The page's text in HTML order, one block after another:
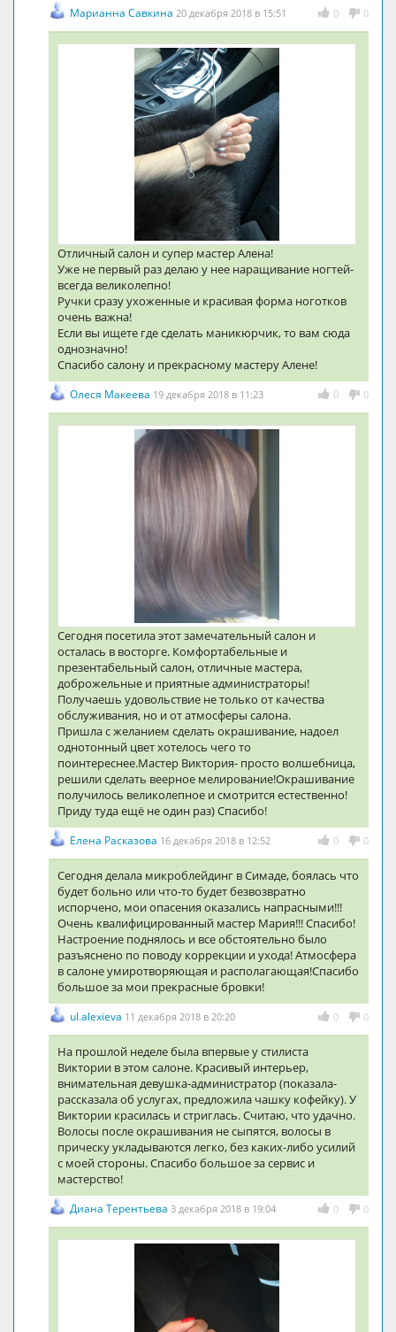
0 0
Марианна Савкина 20 декабря 2018 в 15:51
Отличный салон и супер мастер Алена!
Уже не первый раз делаю у нее наращивание ногтей-
всегда великолепно!
Ручки сразу ухоженные и красивая форма ноготков
очень важна!
Если вы ищете где сделать маникюрчик, то вам сюда
однозначно!
Спасибо салону и прекрасному мастеру Алене!
0 0
Олеся Макеева 19 декабря 2018 в 11:23
Сегодня посетила этот замечательный салон и
осталась в восторге. Комфортабельные и
презентабельный салон, отличные мастера,
доброжельные и приятные администраторы!
Получаешь удовольствие не только от качества
обслуживания, но и от атмосферы салона.
Пришла с желанием сделать окрашивание, надоел
однотонный цвет хотелось чего то
поинтереснее.Мастер Виктория- просто волшебница,
решили сделать веерное мелирование!Окрашивание
получилось великолепное и смотрится естественно!
Приду туда ещё не один раз) Спасибо!
0 0
Елена Расказова 16 декабря 2018 в 12:52
Сегодня делала микроблейдинг в Симаде, боялась что
будет больно или что-то будет безвозвратно
испорчено, мои опасения оказались напрасными!!!
Очень квалифицированный мастер Мария!!! Спасибо!
Настроение поднялось и все обстоятельно было
разъяснено по поводу коррекции и ухода! Атмосфера
в салоне умиротворяющая и располагающая!Спасибо
большое за мои прекрасные бровки!
0 0
ul.alexieva 11 декабря 2018 в 20:20
На прошлой неделе была впервые у стилиста
Виктории в этом салоне. Красивый интерьер,
внимательная девушка-администратор (показала-
рассказала об услугах, предложила чашку кофейку). У
Виктории красилась и стриглась. Считаю, что удачно.
Волосы после окрашивания не сыпятся, волосы в
прическу укладываются легко, без каких-либо усилий
с моей стороны. Спасибо большое за сервис и
мастерство!
0 0
Диана Терентьева 3 декабря 2018 в 19:04